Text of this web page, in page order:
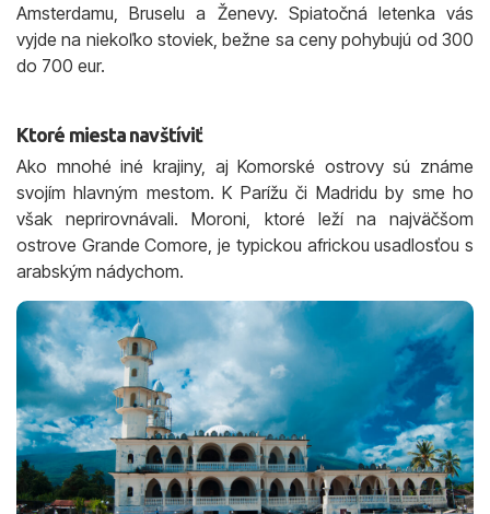
Amsterdamu, Bruselu a Ženevy. Spiatočná letenka vás
vyjde na niekoľko stoviek, bežne sa ceny pohybujú od 300
do 700 eur.
Ktoré miesta navštíviť
Ako mnohé iné krajiny, aj Komorské ostrovy sú známe
svojím hlavným mestom. K Parížu či Madridu by sme ho
však neprirovnávali. Moroni, ktoré leží na najväčšom
ostrove Grande Comore, je typickou africkou usadlosťou s
arabským nádychom.